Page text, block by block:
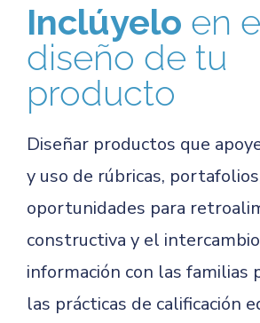
Inclúyelo en
diseño de tu
producto
Diseñar productos que
y uso de rúbricas,
oportunidades para
constructiva y el
información con las familias
las prácticas de calificación